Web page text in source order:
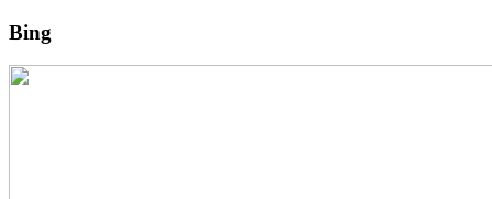
Bing